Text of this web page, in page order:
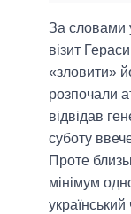
За словами
візит
«зловити»
розпочали
відвідав
суботу
Проте
мінімум